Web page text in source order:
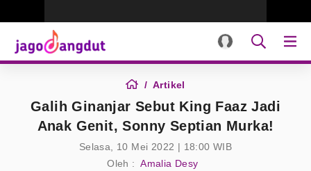
Artikel
Galih Ginanjar Sebut King Faaz Jadi
Anak Genit, Sonny Septian Murka!
Selasa, 10 Mei 2022 | 18:00 WIB
Oleh : Amalia Desy